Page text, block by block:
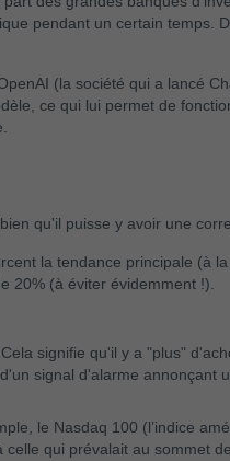
pendant un certain temps.
(la société qui a lancé
ce qui lui permet de
qu'il puisse y avoir une
la tendance principale (à
20% (à éviter évidemment !).
signifie qu'il y a "plus"
signal d'alarme annonçant
le Nasdaq 100 (l’indice
qui prévalait au sommet